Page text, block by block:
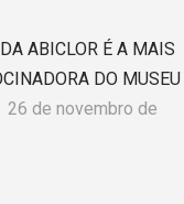
ABICLOR É A MAIS
DO MUSEU
26 de novembro de